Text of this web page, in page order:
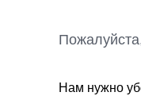
Нам нужно